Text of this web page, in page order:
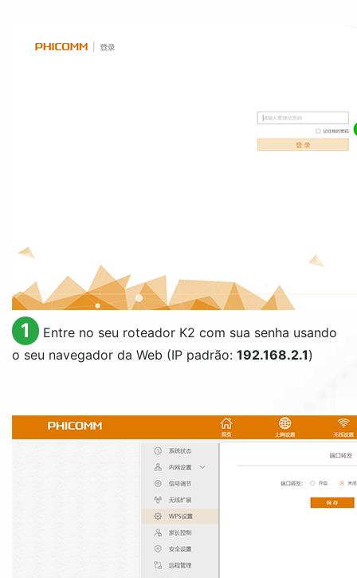
1
Entre no seu roteador K2 com sua senha usando
o seu navegador da Web (IP padrão: 192.168.2.1)